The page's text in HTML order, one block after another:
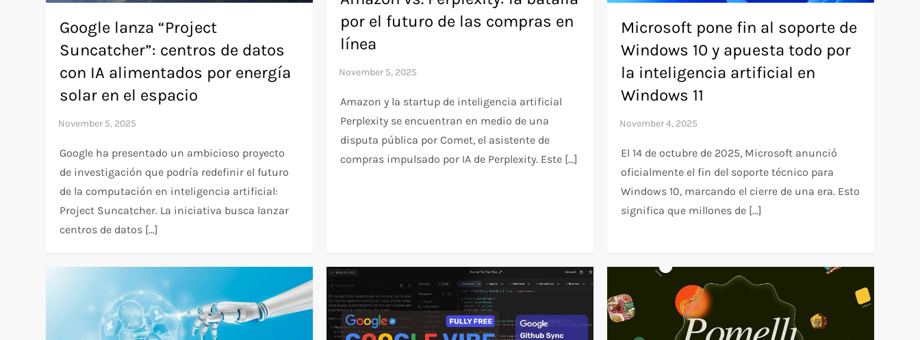
Google lanza “Project
Suncatcher”: centros de datos
con IA alimentados por energía
solar en el espacio
Google ha presentado un ambicioso proyecto
de investigación que podría redefinir el futuro
de la computación en inteligencia artificial:
Project Suncatcher. La iniciativa busca lanzar
centros de datos […]
por el futuro de las compras en
línea
Amazon y la startup de inteligencia artificial
Perplexity se encuentran en medio de una
disputa pública por Comet, el asistente de
compras impulsado por IA de Perplexity. Este […]
Microsoft pone fin al soporte de
Windows 10 y apuesta todo por
la inteligencia artificial en
Windows 11
El 14 de octubre de 2025, Microsoft anunció
oficialmente el fin del soporte técnico para
Windows 10, marcando el cierre de una era. Esto
significa que millones de […]